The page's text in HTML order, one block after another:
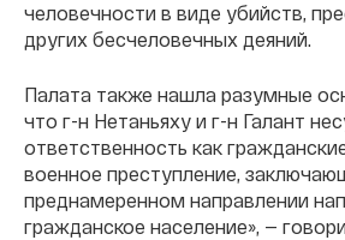
человечности в виде убийств,
других бесчеловечных деяний.
Палата также нашла разумные
что г-н Нетаньяху и г-н Галант
ответственность как
военное преступление,
преднамеренном направлении
гражданское население», —